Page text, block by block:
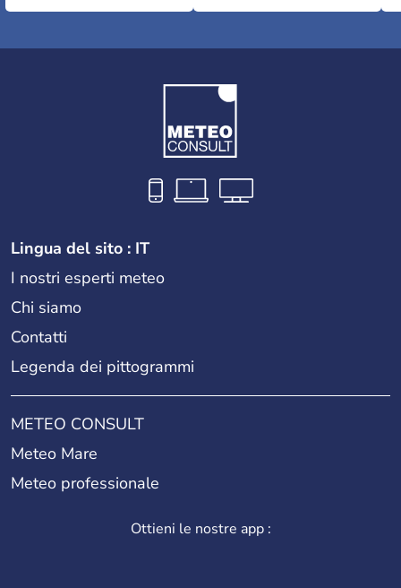
Lingua del sito : IT
I nostri esperti meteo
Chi siamo
Contatti
Legenda dei pittogrammi
METEO CONSULT
Meteo Mare
Meteo professionale
Ottieni le nostre app :